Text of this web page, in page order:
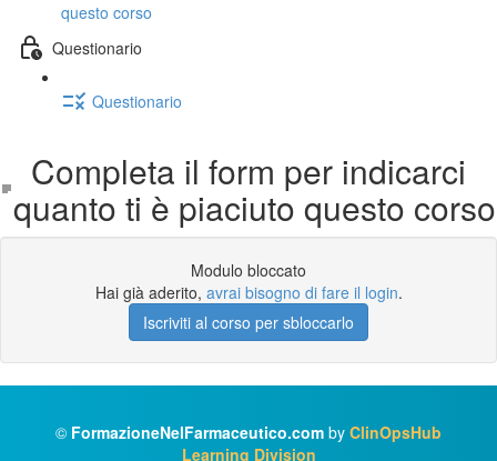
questo corso
Questionario
Questionario
Completa il form per indicarci
quanto ti è piaciuto questo corso
Modulo bloccato
Hai già aderito, avrai bisogno di fare il login.
Iscriviti al corso per sbloccarlo
© FormazioneNelFarmaceutico.com by ClinOpsHub
Learning Division